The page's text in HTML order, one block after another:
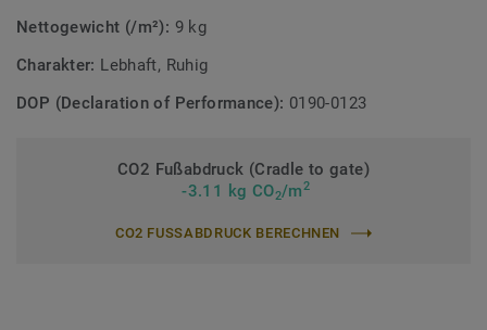
Nettogewicht (/m²): 9 kg
Charakter: Lebhaft, Ruhig
DOP (Declaration of Performance): 0190-0123
CO2 Fußabdruck (Cradle to gate)
-3.11 kg CO2/m2
CO2 FUSSABDRUCK BERECHNEN